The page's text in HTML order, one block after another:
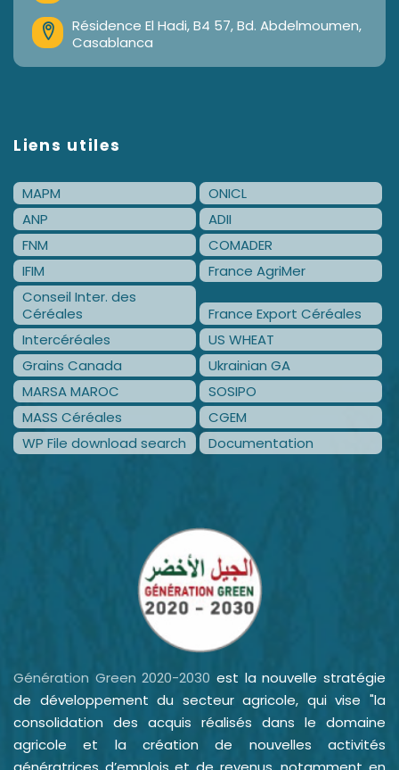
Résidence El Hadi, B4 57, Bd. Abdelmoumen,
Casablanca
Liens utiles
MAPM
ONICL
ANP
ADII
FNM
COMADER
IFIM
France AgriMer
Conseil Inter. des
Céréales
France Export Céréales
Intercéréales
US WHEAT
Grains Canada
Ukrainian GA
MARSA MAROC
SOSIPO
MASS Céréales
CGEM
WP File download search
Documentation
Génération Green 2020-2030 est la nouvelle stratégie
de développement du secteur agricole, qui vise "la
consolidation des acquis réalisés dans le domaine
agricole et la création de nouvelles activités